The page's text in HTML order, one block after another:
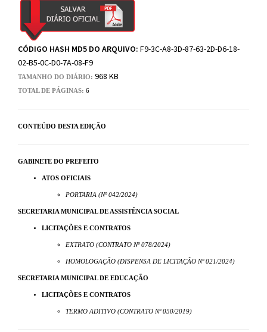
CÓDIGO HASH MD5 DO ARQUIVO: F9-3C-A8-3D-87-63-2D-D6-18-
02-B5-0C-D0-7A-08-F9
TAMANHO DO DIÁRIO: 968 KB
TOTAL DE PÁGINAS: 6
CONTEÚDO DESTA EDIÇÃO
GABINETE DO PREFEITO
ATOS OFICIAIS
PORTARIA (Nº 042/2024)
SECRETARIA MUNICIPAL DE ASSISTÊNCIA SOCIAL
LICITAÇÕES E CONTRATOS
EXTRATO (CONTRATO Nº 078/2024)
HOMOLOGAÇÃO (DISPENSA DE LICITAÇÃO Nº 021/2024)
SECRETARIA MUNICIPAL DE EDUCAÇÃO
LICITAÇÕES E CONTRATOS
TERMO ADITIVO (CONTRATO Nº 050/2019)